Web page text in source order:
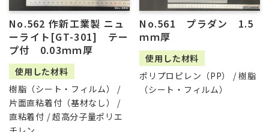
No.562 作新工業製 ニュ
ーライト[GT-301] テー
プ付 0.03ｍｍ厚
使用した材料
樹脂（シート・フィルム） /
片面直粘着付（基材なし） /
直粘着付 / 超高分子量ポリエ
No.561 プラダン 1.5
ｍｍ厚
使用した材料
ポリプロピレン（PP） / 樹脂
（シート・フィルム）